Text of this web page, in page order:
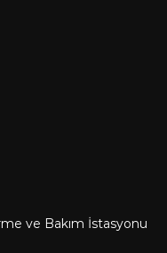
ve Bakım İstasyonu